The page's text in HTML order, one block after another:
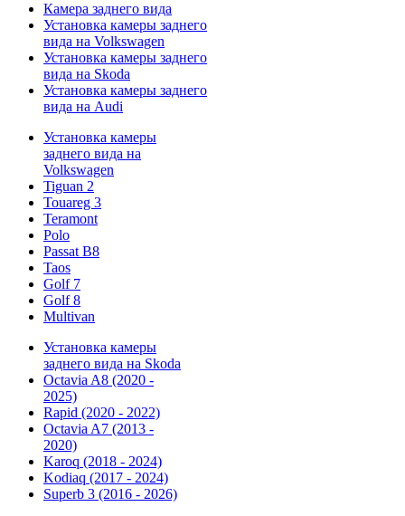
Камера заднего вида
Установка камеры заднего
вида на Volkswagen
Установка камеры заднего
вида на Skoda
Установка камеры заднего
вида на Audi
Установка камеры
заднего вида на
Volkswagen
Tiguan 2
Touareg 3
Teramont
Polo
Passat B8
Taos
Golf 7
Golf 8
Multivan
Установка камеры
заднего вида на Skoda
Octavia A8 (2020 -
2025)
Rapid (2020 - 2022)
Octavia A7 (2013 -
2020)
Karoq (2018 - 2024)
Kodiaq (2017 - 2024)
Superb 3 (2016 - 2026)